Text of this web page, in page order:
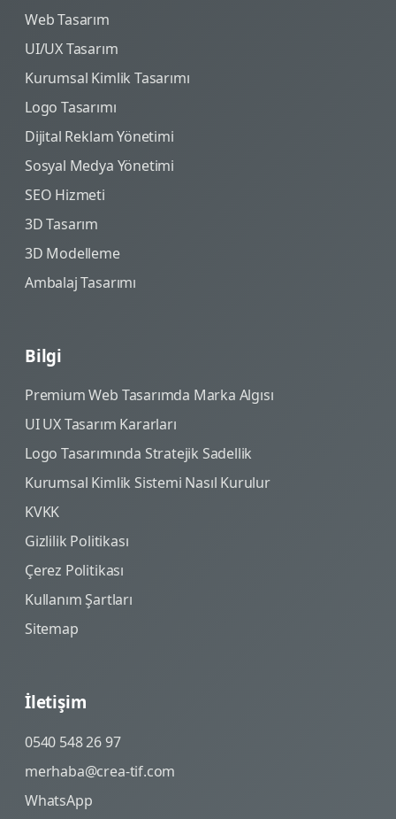
Web Tasarım
UI/UX Tasarım
Kurumsal Kimlik Tasarımı
Logo Tasarımı
Dijital Reklam Yönetimi
Sosyal Medya Yönetimi
SEO Hizmeti
3D Tasarım
3D Modelleme
Ambalaj Tasarımı
Bilgi
Premium Web Tasarımda Marka Algısı
UI UX Tasarım Kararları
Logo Tasarımında Stratejik Sadellik
Kurumsal Kimlik Sistemi Nasıl Kurulur
KVKK
Gizlilik Politikası
Çerez Politikası
Kullanım Şartları
Sitemap
İletişim
0540 548 26 97
merhaba@crea-tif.com
WhatsApp